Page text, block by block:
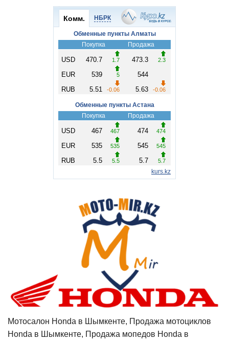
Мотосалон Honda в Шымкенте, Продажа мотоциклов
Honda в Шымкенте, Продажа мопедов Honda в